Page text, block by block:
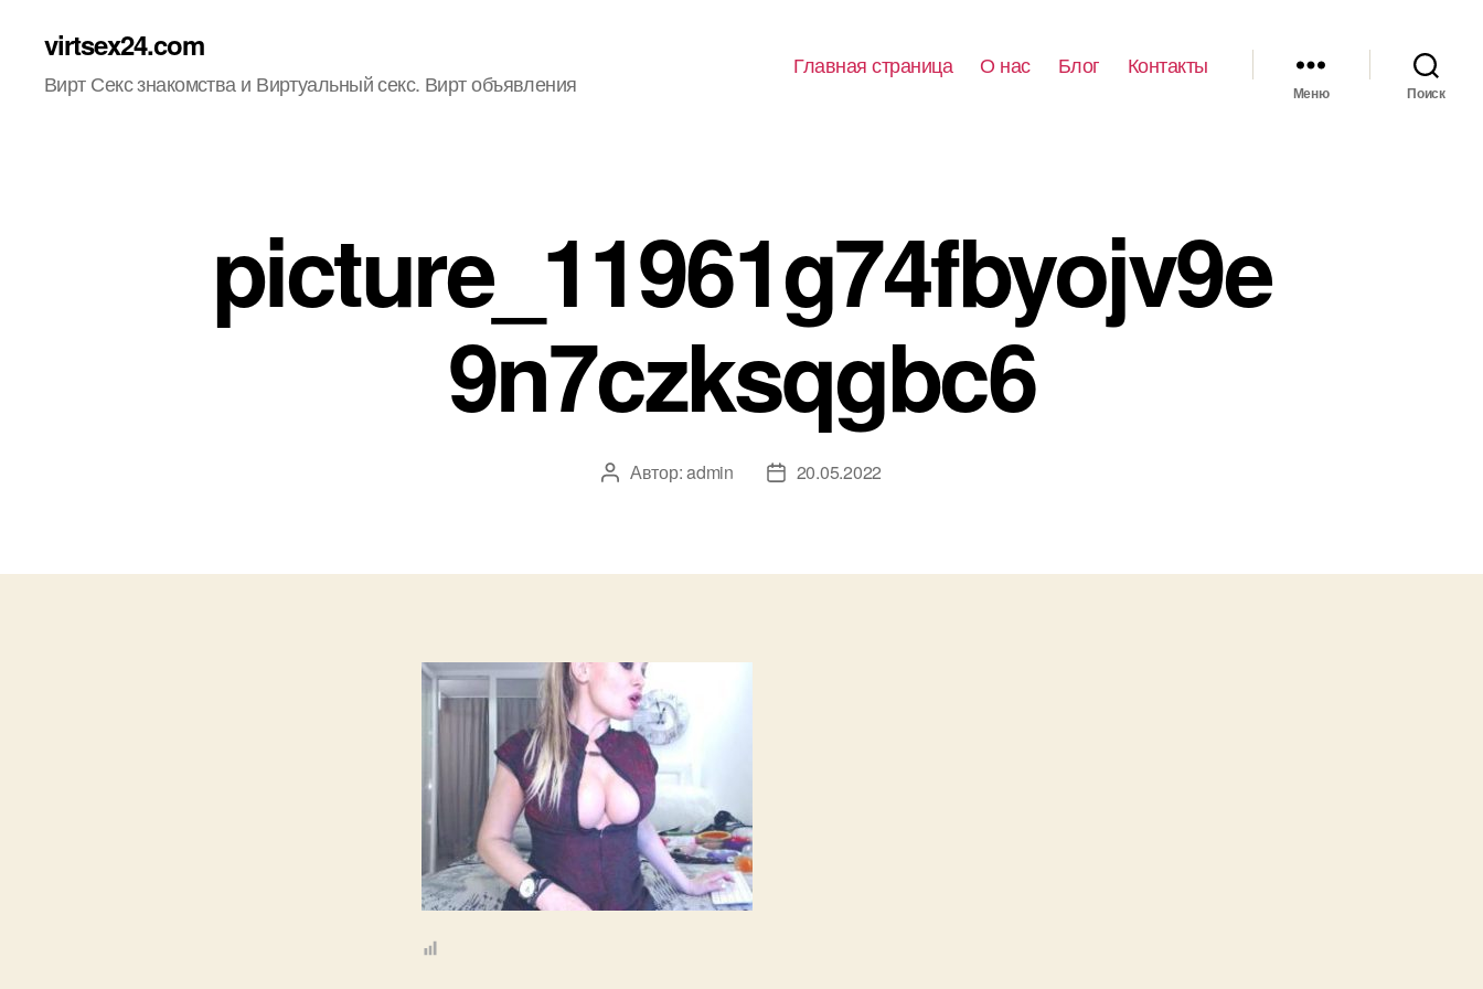
virtsex24.com
Вирт Секс знакомства и Виртуальный секс. Вирт объявления
Главная страница О нас Блог Контакты
Меню Поиск
picture_11961g74fbyojv9e
9n7czksqgbc6
Автор
Автор:admin
Дата20.05.2022